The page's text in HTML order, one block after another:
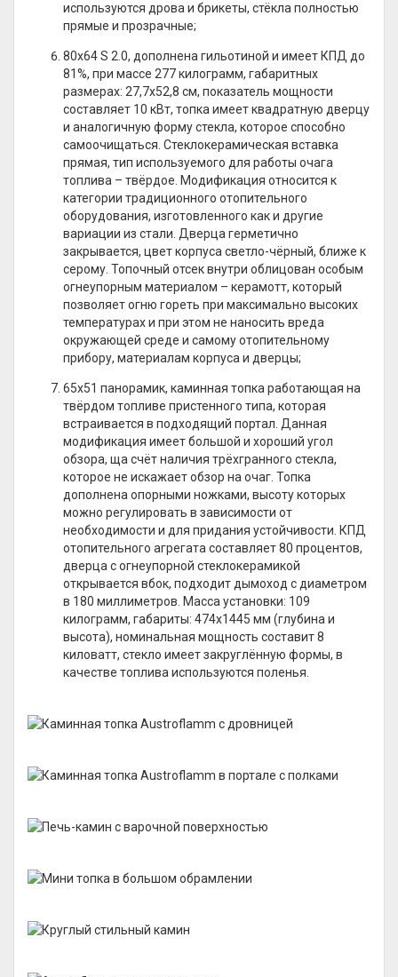
используются дрова и брикеты, стёкла полностью
прямые и прозрачные;
80х64 S 2.0, дополнена гильотиной и имеет КПД до
81%, при массе 277 килограмм, габаритных
размерах: 27,7х52,8 см, показатель мощности
составляет 10 кВт, топка имеет квадратную дверцу
и аналогичную форму стекла, которое способно
самоочищаться. Стеклокерамическая вставка
прямая, тип используемого для работы очага
топлива – твёрдое. Модификация относится к
категории традиционного отопительного
оборудования, изготовленного как и другие
вариации из стали. Дверца герметично
закрывается, цвет корпуса светло-чёрный, ближе к
серому. Топочный отсек внутри облицован особым
огнеупорным материалом – керамотт, который
позволяет огню гореть при максимально высоких
температурах и при этом не наносить вреда
окружающей среде и самому отопительному
прибору, материалам корпуса и дверцы;
65х51 панорамик, каминная топка работающая на
твёрдом топливе пристенного типа, которая
встраивается в подходящий портал. Данная
модификация имеет большой и хороший угол
обзора, ща счёт наличия трёхгранного стекла,
которое не искажает обзор на очаг. Топка
дополнена опорными ножками, высоту которых
можно регулировать в зависимости от
необходимости и для придания устойчивости. КПД
отопительного агрегата составляет 80 процентов,
дверца с огнеупорной стеклокерамикой
открывается вбок, подходит дымоход с диаметром
в 180 миллиметров. Масса установки: 109
килограмм, габариты: 474х1445 мм (глубина и
высота), номинальная мощность составит 8
киловатт, стекло имеет закруглённую формы, в
качестве топлива используются поленья.